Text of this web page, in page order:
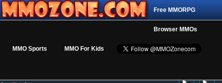
Free MMORPG
Browser MMOs
MMO Sports MMO For Kids